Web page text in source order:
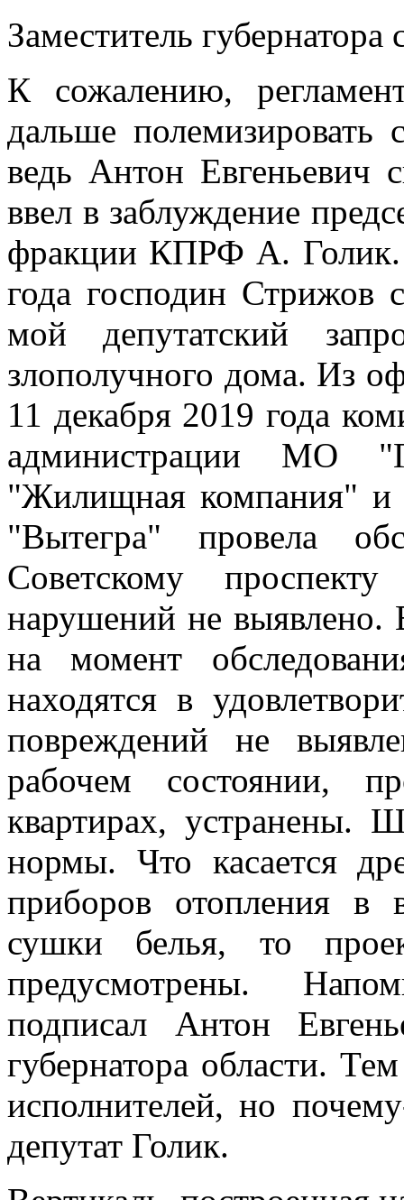
Заместитель губернатора
К сожалению,
дальше полемизировать
ведь Антон Евгеньевич
ввел в заблуждение
фракции КПРФ А. Голик.
года господин Стрижов
мой депутатский
злополучного дома. Из
11 декабря 2019 года
администрации МО
"Жилищная компания" и
"Вытегра" провела
Советскому
нарушений не выявлено.
на момент
находятся в
повреждений не
рабочем состоянии,
квартирах, устранены.
нормы. Что касается
приборов отопления в
сушки белья, то
предусмотрены.
подписал Антон
губернатора области.
исполнителей, но
депутат Голик.